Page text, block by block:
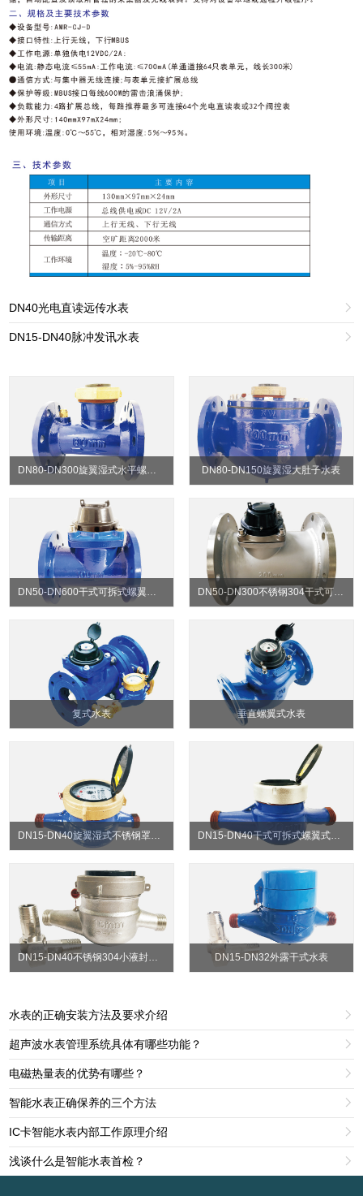
DN40光电直读远传水表 
DN15-DN40脉冲发讯水表 
DN80-DN150旋翼湿大肚子水表
DN50-DN300不锈钢304干式可拆水表
复式水表 垂直螺翼式水表
DN15-DN40干式可拆式螺翼式水表
DN15-DN32外露干式水表
水表的正确安装方法及要求介绍 
超声波水表管理系统具体有哪些功能？ 
电磁热量表的优势有哪些？ 
智能水表正确保养的三个方法 
IC卡智能水表内部工作原理介绍 
浅谈什么是智能水表首检？ 